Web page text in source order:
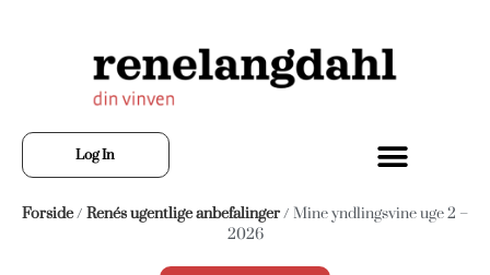
Log In
Forside/ Renés ugentlige anbefalinger/ Mine yndlingsvine uge 2 –
2026